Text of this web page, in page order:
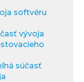
softvéru
vývoja
súčasť